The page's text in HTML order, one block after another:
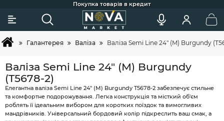
Сковорідки для індукції, гриля та щоденного готування
Більше 2х покупок - постійний клієнт - тоді вам знижка ;)
Акції та додаткові знижки для постійних клієнтів
Найкраща професійна косметика для догляду
Широкий вибір товарів та зручний підбір
Швидка доставка по Україні
Покупка товарів в кредит
Галантерея Валіза Валіза Semi Line 24" (M) Burgundy
Валіза Semi Line 24" (M) Burgundy
(T5678-2)
Елегантна валіза Semi Line 24" (M) Burgundy T5678-2 забезпечує стильне
та комфортне подорожування. Легка конструкція та місткий об'єм
роблять її ідеальним вибором для коротких поїздок та вимогливих
мандрівників. Універсальний бордовий колір підкреслить ваш смак, а